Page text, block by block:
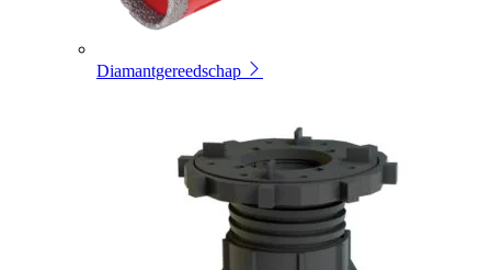
Diamantgereedschap